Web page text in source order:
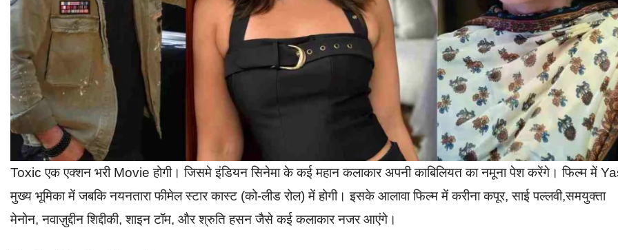
Toxic एक एक्शन भरी Movie होगी। जिसमे इंडियन सिनेमा के कई महान कलाकार अपनी काबिलियत का नमूना पेश करेंगे। फिल्म में
मुख्य भूमिका में जबकि नयनतारा फीमेल स्टार कास्ट (को-लीड रोल) में होगी। इसके आलावा फिल्म में करीना कपूर, साई पल्लवी,समयुक्ता
मेनोन, नवाज़ुद्दीन शिद्दीकी, शाइन टॉम, और श्रुति हसन जैसे कई कलाकार नजर आएंगे।